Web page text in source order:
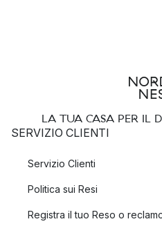
LA TUA CASA PER IL
SERVIZIO CLIENTI
Servizio Clienti
Politica sui Resi
Registra il tuo Reso o